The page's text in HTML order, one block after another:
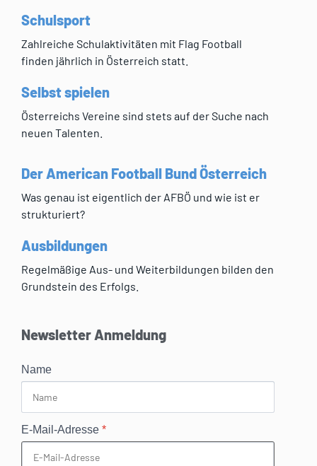
Schulsport
Zahlreiche Schulaktivitäten mit Flag Football
finden jährlich in Österreich statt.
Selbst spielen
Österreichs Vereine sind stets auf der Suche nach
neuen Talenten.
Der American Football Bund Österreich
Was genau ist eigentlich der AFBÖ und wie ist er
strukturiert?
Ausbildungen
Regelmäßige Aus- und Weiterbildungen bilden den
Grundstein des Erfolgs.
Newsletter Anmeldung
Name
E-Mail-Adresse *